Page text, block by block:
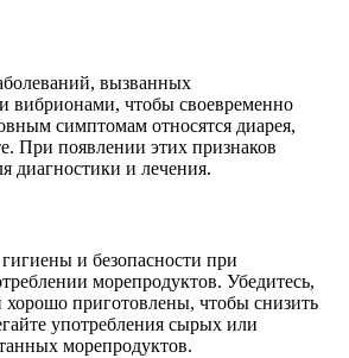
вызванных
вибрионами, чтобы своевременно
симптомам относятся диарея,
При появлении этих признаков
диагностики и лечения.
и безопасности при
морепродуктов. Убедитесь,
приготовлены, чтобы снизить
употребления сырых или
морепродуктов.